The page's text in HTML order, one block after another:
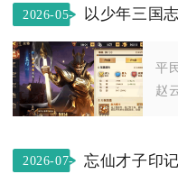
2026-05-
平
赵
2026-07-
忘仙才子印